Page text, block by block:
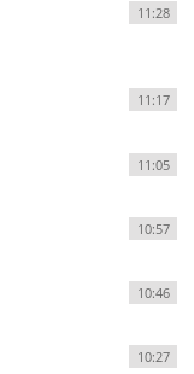
11:28
11:17
11:05
10:57
10:46
10:27